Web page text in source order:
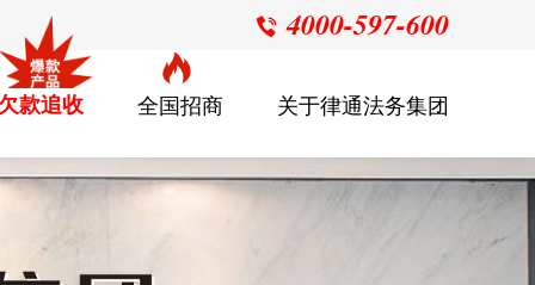
 4000-597-600
款追收 全国招商 关于律通法务集团